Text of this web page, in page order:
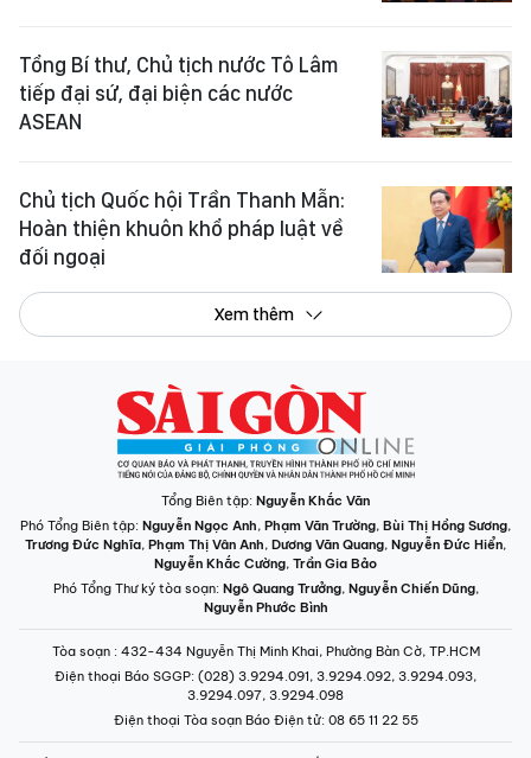
Tổng Bí thư, Chủ tịch nước Tô Lâm
tiếp đại sứ, đại biện các nước
ASEAN
Chủ tịch Quốc hội Trần Thanh Mẫn:
Hoàn thiện khuôn khổ pháp luật về
đối ngoại
Xem thêm
Tổng Biên tập: Nguyễn Khắc Văn
Phó Tổng Biên tập: Nguyễn Ngọc Anh, Phạm Văn Trường, Bùi Thị Hồng Sương,
Trương Đức Nghĩa, Phạm Thị Vân Anh, Dương Văn Quang, Nguyễn Đức Hiển,
Nguyễn Khắc Cường, Trần Gia Bảo
Phó Tổng Thư ký tòa soạn: Ngô Quang Trưởng, Nguyễn Chiến Dũng,
Nguyễn Phước Bình
Tòa soạn : 432-434 Nguyễn Thị Minh Khai, Phường Bàn Cờ, TP.HCM
Điện thoại Báo SGGP: (028) 3.9294.091, 3.9294.092, 3.9294.093,
3.9294.097, 3.9294.098
Điện thoại Tòa soạn Báo Điện tử: 08 65 11 22 55